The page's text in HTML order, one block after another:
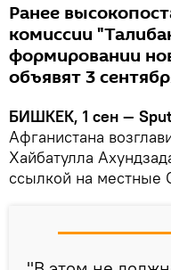
Ранее
комиссии
формировании
объявят 3
БИШКЕК, 1 сен —
Афганистана
Хайбатулла
ссылкой на